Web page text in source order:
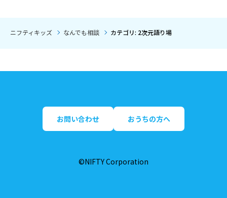
ニフティキッズ なんでも相談 カテゴリ: 2次元語り場
お問い合わせ おうちの方へ
©NIFTY Corporation